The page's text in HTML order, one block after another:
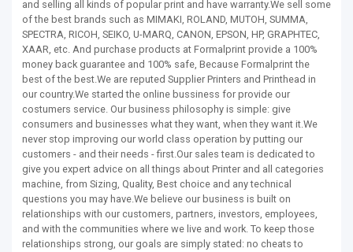
and selling all kinds of popular print and have warranty.We sell some
of the best brands such as MIMAKI, ROLAND, MUTOH, SUMMA,
SPECTRA, RICOH, SEIKO, U-MARQ, CANON, EPSON, HP, GRAPHTEC,
XAAR, etc. And purchase products at Formalprint provide a 100%
money back guarantee and 100% safe, Because Formalprint the
best of the best.We are reputed Supplier Printers and Printhead in
our country.We started the online bussiness for provide our
costumers service. Our business philosophy is simple: give
consumers and businesses what they want, when they want it.We
never stop improving our world class operation by putting our
customers - and their needs - first.Our sales team is dedicated to
give you expert advice on all things about Printer and all categories
machine, from Sizing, Quality, Best choice and any technical
questions you may have.We believe our business is built on
relationships with our customers, partners, investors, employees,
and with the communities where we live and work. To keep those
relationships strong, our goals are simply stated: no cheats to